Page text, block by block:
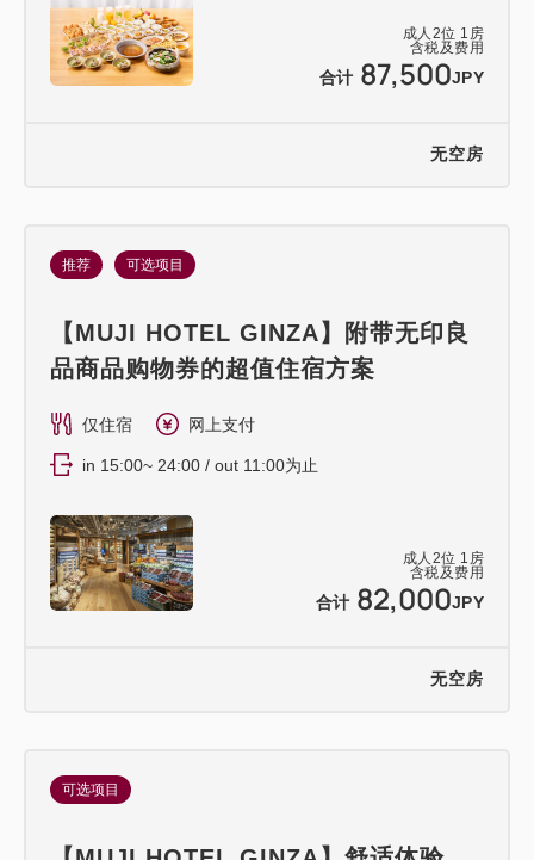
成人 2位 1 房
含税及费用
合计 87,500JPY
无空房
成人 2位 1 房
含税及费用
合计 82,000JPY
推荐 可选项目
【MUJI HOTEL GINZA】附带无印良
品商品购物券的超值住宿方案
仅住宿 网上支付
in 15:00~ 24:00 / out 11:00为止
无空房
可选项目